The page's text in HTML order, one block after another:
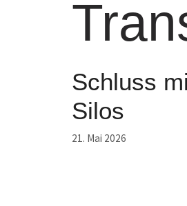
Schluss
Silos
21. Mai 2026